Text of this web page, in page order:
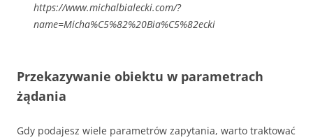
https://www.michalbialecki.com/?
name=Micha%C5%82%20Bia%C5%82ecki
Przekazywanie obiektu w parametrach
żądania
Gdy podajesz wiele parametrów zapytania, warto traktować